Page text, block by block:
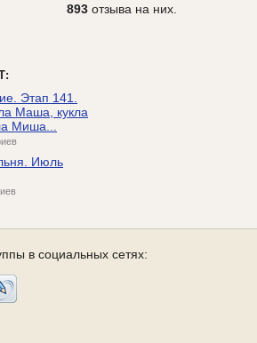
893 отзыва на них.
Этап 141.
Маша, кукла
Миша...
Июль
в социальных сетях: